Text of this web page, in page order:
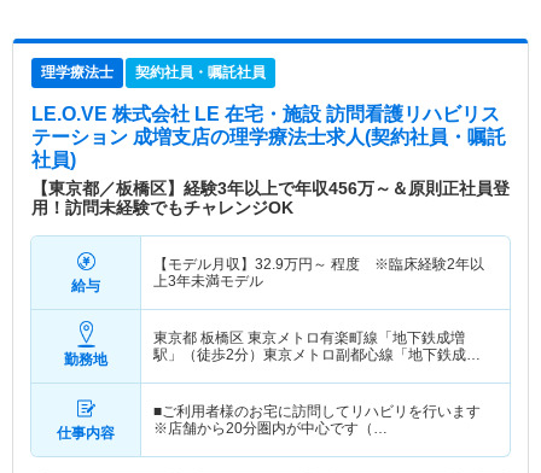
理学療法士 契約社員・嘱託社員
LE.O.VE 株式会社 LE 在宅・施設 訪問看護リハビリス
テーション 成増支店の理学療法士求人(契約社員・嘱託
社員)
【東京都／板橋区】経験3年以上で年収456万～＆原則正社員登
用！訪問未経験でもチャレンジOK
給与
【モデル月収】 32.9万円～ 程度 ※臨床経験2年以
上3年未満モデル
勤務地
東京都 板橋区 東京メトロ有楽町線「地下鉄成増
駅」（徒歩2分）東京メトロ副都心線「地下鉄成増
仕事内容
■ご利用者様のお宅に訪問してリハビリを行います
※店舗から20分圏内が中心です（…